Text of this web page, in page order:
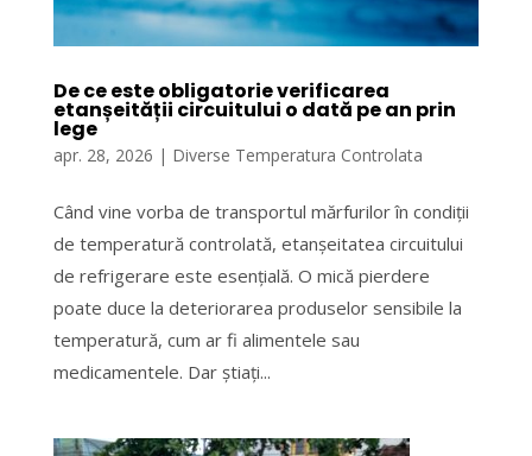
De ce este obligatorie verificarea
etanșeității circuitului o dată pe an prin
lege
apr. 28, 2026 | Diverse Temperatura Controlata
Când vine vorba de transportul mărfurilor în condiții
de temperatură controlată, etanșeitatea circuitului
de refrigerare este esențială. O mică pierdere
poate duce la deteriorarea produselor sensibile la
temperatură, cum ar fi alimentele sau
medicamentele. Dar știați...